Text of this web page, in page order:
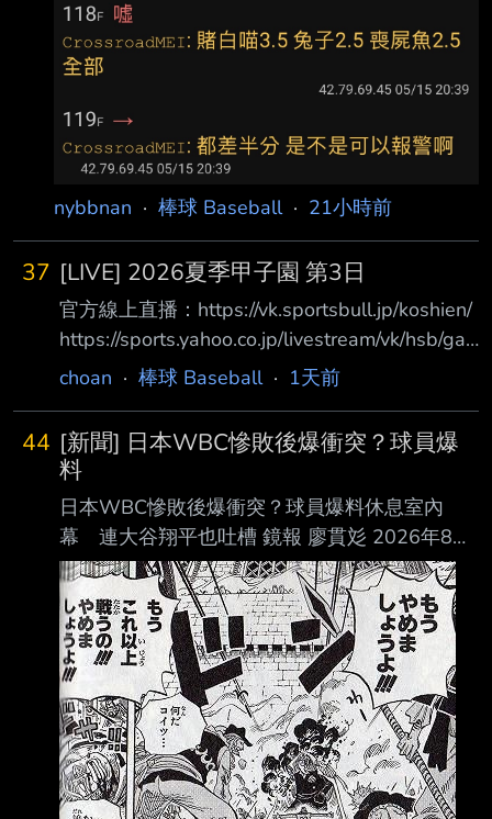
nybbnan · 棒球 Baseball· 21小時前
37 [LIVE] 2026夏季甲子園 第3日
官方線上直播：https://vk.sportsbull.jp/koshien/
https://sports.yahoo.co.jp/livestream/vk/hsb/ga
mes/live 第3日目 8月7日（金） 07:00 第1試合
価 Ｃ Ｂ Ｂ Ｂ Ｂ Ｃ Ｂ Ｂ Ｃ Ｂ 12:30 第2試合
八幡商(滋賀) 1 － 7 健大高崎(群馬) 體育報評価
Ｃ Ｂ Ｃ Ｃ Ｃ Ｂ Ａ Ｂ Ｂ Ｂ 15:00 第3試合 立
命館宇治(京都) 3 －
choan · 棒球 Baseball· 1天前
44 [新聞] 日本WBC慘敗後爆衝突？球員爆
料
日本WBC慘敗後爆衝突？球員爆料休息室內
幕 連大谷翔平也吐槽 鏡報 廖貫彣 2026年8月
7日週五 下午1:20 2026年世界棒球經典賽
（WBC）日本隊止步8強，寫下隊史最差成績
後，井端弘和也卸下監 督職務，之後將由井口
資仁接任。《週刊文春》近日刊出多名匿名國手
爆料，直指井端執 教期間最大的問題在於「溝
通不足」，不僅指揮系統混亂，輸給委內瑞拉
後，休息室更一 度爆發衝突，甚至有球員當場
怒喊「不要再說了！」，最終日本武士隊就在低
迷氣氛中解 散。 《週刊文春》訪問4名參與本屆